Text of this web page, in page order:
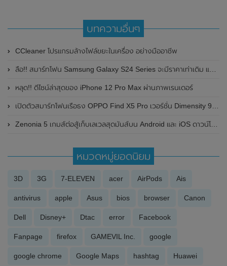
บทความอื่นๆ
CCleaner โปรแกรมล้างไฟล์ขยะในเครื่อง อย่างมืออาชีพ
ลือ!! สมาร์ทโฟน Samsung Galaxy S24 Series จะมีราคาเท่าเดิม และรองรับการส่งข้อความผ่านดาวเทียมฉุกเฉินด้วย
หลุด!! ดีไซน์ล่าสุดของ iPhone 12 Pro Max ผ่านภาพเรนเดอร์
เปิดตัวสมาร์ทโฟนเรือธง OPPO Find X5 Pro เวอร์ชั่น Dimensity 9000 อย่างเป็นทางการแล้ว
Zenonia 5 เกมส์ต่อสู้เก็บเลเวลสุดมันส์บน Android และ iOS ดาวน์โหลดเล่นฟรี
หมวดหมู่ยอดนิยม
3D 3G 7-ELEVEN acer AirPods Ais
antivirus apple Asus bios browser Canon
Dell Disney+ Dtac error Facebook
Fanpage firefox GAMEVIL Inc. google
google chrome Google Maps hashtag Huawei